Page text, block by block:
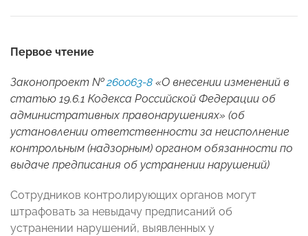
Первое чтение
Законопроект №260063-8 «О внесении изменений в
статью 19.6.1 Кодекса Российской Федерации об
административных правонарушениях» (об
установлении ответственности за неисполнение
контрольным (надзорным) органом обязанности по
выдаче предписания об устранении нарушений)
Сотрудников контролирующих органов могут
штрафовать за невыдачу предписаний об
устранении нарушений, выявленных у